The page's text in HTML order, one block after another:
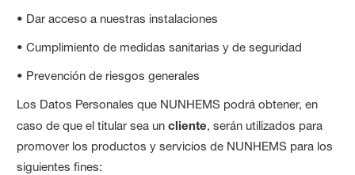
• Dar acceso a nuestras instalaciones
• Cumplimiento de medidas sanitarias y de seguridad
• Prevención de riesgos generales
Los Datos Personales que NUNHEMS podrá obtener, en
caso de que el titular sea uncliente, serán utilizados para
promover los productos y servicios de NUNHEMS para los
siguientes fines: